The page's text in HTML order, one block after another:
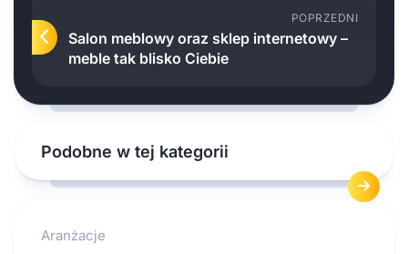
POPRZEDNI
Salon meblowy oraz sklep internetowy –
meble tak blisko Ciebie
Podobne w tej kategorii
Aranżacje